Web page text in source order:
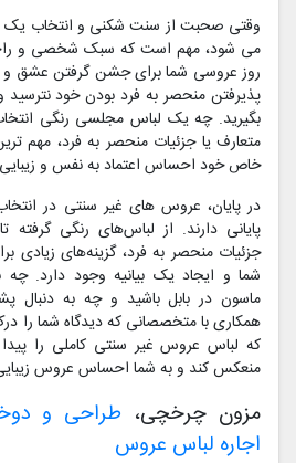
وقتی صحبت از سنت شکنی و انتخاب یک
می شود، مهم است که سبک شخصی و
روز عروسی شما برای جشن گرفتن عشق و
پذیرفتن منحصر به فرد بودن خود
بگیرید. چه یک لباس مجلسی رنگی
متعارف یا جزئیات منحصر به فرد، مهم
خاص خود احساس اعتماد به نفس و زیبایی
در پایان، عروس های غیر سنتی در
پایانی دارند. از لباس‌های رنگی گرفته
جزئیات منحصر به فرد، گزینه‌های زیادی
شما و ایجاد یک بیانیه وجود دارد.
ماسون در بابل باشید و چه به دنبال
همکاری با متخصصانی که دیدگاه شما را
که لباس عروس غیر سنتی کاملی را
منعکس کند و به شما احساس عروس
مزون چرخچی، طراحی و
اجاره لباس عروس